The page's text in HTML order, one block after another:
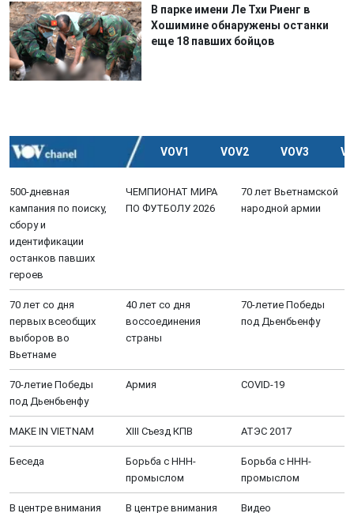
В парке имени Ле Тхи Риенг в
Хошимине обнаружены останки
еще 18 павших бойцов
VOV1 VOV2 VOV3
500-дневная
кампания по поиску,
сбору и
идентификации
останков павших
героев
ЧЕМПИОНАТ МИРА
ПО ФУТБОЛУ 2026
70 лет Вьетнамской
народной армии
70 лет со дня
первых всеобщих
выборов во
Вьетнаме
40 лет со дня
воссоединения
страны
70-летие Победы
под Дьенбьенфу
70-летие Победы
под Дьенбьенфу
Aрмия COVID-19
MAKE IN VIETNAM XIII Cъезд КПВ АТЭС 2017
Беседа
Борьба с ННН-
промыслом
Борьба с ННН-
промыслом
В центре внимания В центре внимания Видео